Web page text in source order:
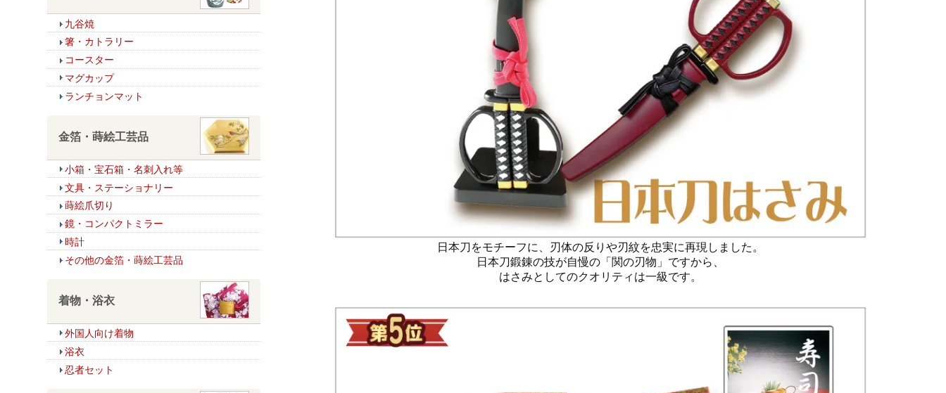
日本刀をモチーフに、刃体の反りや刃紋を忠実に再現しました。
日本刀鍛錬の技が自慢の「関の刃物」ですから、
はさみとしてのクオリティは一級です。
九谷焼
箸・カトラリー
コースター
マグカップ
ランチョンマット
金箔・蒔絵工芸品
小箱・宝石箱・名刺入れ等
文具・ステーショナリー
蒔絵爪切り
鏡・コンパクトミラー
時計
その他の金箔・蒔絵工芸品
着物・浴衣
外国人向け着物
浴衣
忍者セット